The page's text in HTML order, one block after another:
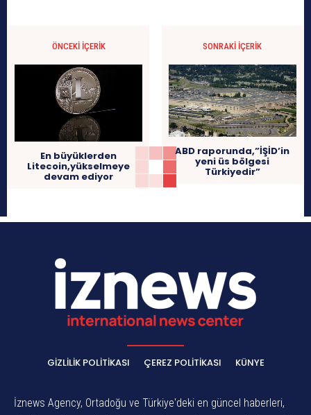
ÖNCEKI İÇERIK
En büyüklerden
Litecoin,yükselmeye
devam ediyor
SONRAKI İÇERIK
ABD raporunda,”İŞİD’in
yeni üs bölgesi
Türkiyedir”
GIZLILIK POLITIKASI ÇEREZ POLITIKASI KÜNYE
İznews Agency, Ortadoğu ve Türkiye'deki en güncel haberleri,